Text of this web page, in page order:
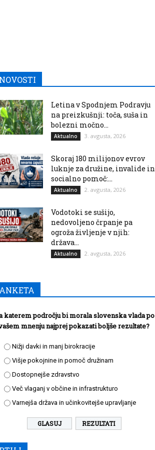
Letina v Spodnjem Podravju
na preizkušnji: toča, suša in
bolezni močno...
Aktualno 3. avgusta, 2026
Skoraj 180 milijonov evrov
luknje za družine, invalide in
socialno pomoč:...
Aktualno 2. avgusta, 2026
Vodotoki se sušijo,
nedovoljeno črpanje pa
ogroža življenje v njih:
država...
Aktualno 2. avgusta, 2026
katerem področju bi morala slovenska vlada po
mnenju najprej pokazati boljše rezultate?
Nižji davki in manj birokracije
Višje pokojnine in pomoč družinam
Dostopnejše zdravstvo
Več vlaganj v občine in infrastrukturo
Varnejša država in učinkovitejše upravljanje
REZULTATI